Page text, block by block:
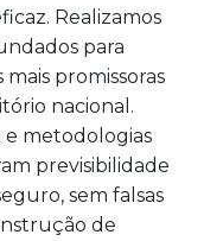
Realizamos
para
promissoras
nacional.
e metodologias
previsibilidade
sem falsas
de